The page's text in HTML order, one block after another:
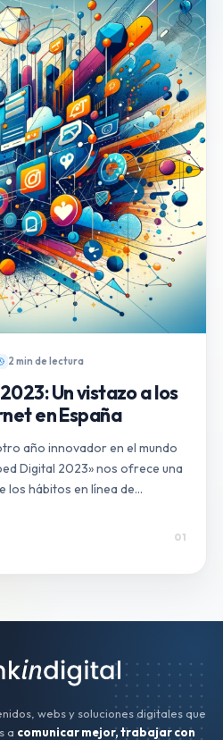
2 min de lectura
Un vistazo a los
en España
año innovador en el mundo
Digital 2023» nos ofrece una
los hábitos en línea de…
01
webs y soluciones digitales que
a comunicar mejor, trabajar con